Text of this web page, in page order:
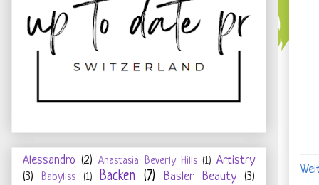
Alessandro (2) Anastasia Beverly Hills (1) Artistry
(3)
Babyliss (1) Backen (7) Basler Beauty (3)